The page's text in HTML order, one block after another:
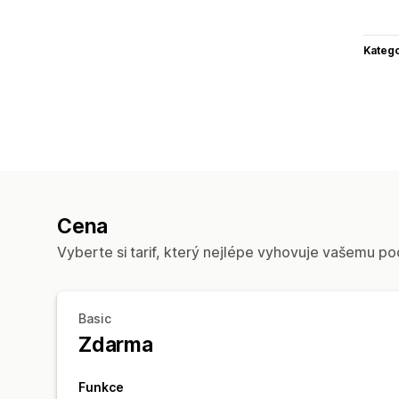
Cena
Vyberte si tarif, který nejlépe vyhovuje vašemu
Basic
Zdarma
Funkce